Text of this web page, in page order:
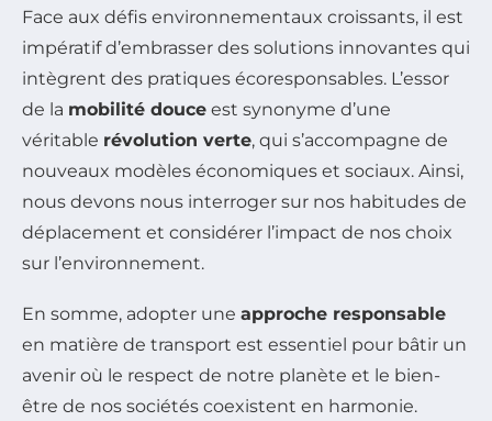
Face aux défis environnementaux croissants, il est
impératif d’embrasser des solutions innovantes qui
intègrent des pratiques écoresponsables. L’essor
de la mobilité douce est synonyme d’une
véritable révolution verte, qui s’accompagne de
nouveaux modèles économiques et sociaux. Ainsi,
nous devons nous interroger sur nos habitudes de
déplacement et considérer l’impact de nos choix
sur l’environnement.
En somme, adopter une approche responsable
en matière de transport est essentiel pour bâtir un
avenir où le respect de notre planète et le bien-
être de nos sociétés coexistent en harmonie.